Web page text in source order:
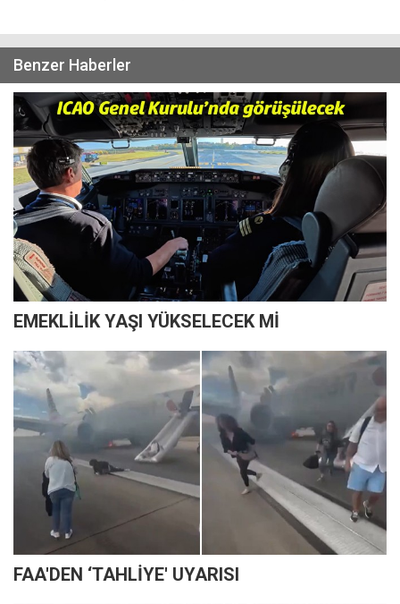
Benzer Haberler
EMEKLİLİK YAŞI YÜKSELECEK Mİ
FAA'DEN ‘TAHLİYE' UYARISI